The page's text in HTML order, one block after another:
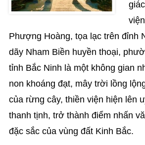
Phượng Hoàng, tọa lạc trên đỉnh
dãy Nham Biền huyền thoại,
tỉnh Bắc Ninh là một không gian
non khoáng đạt, mây trời lồng
của rừng cây, thiền viện hiện lên
thanh tịnh, trở thành điểm nhấn
đặc sắc của vùng đất Kinh Bắc.